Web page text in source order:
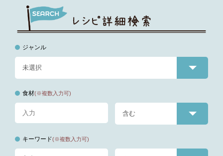
ジャンル
食材(※複数入力可)
キーワード(※複数入力可)